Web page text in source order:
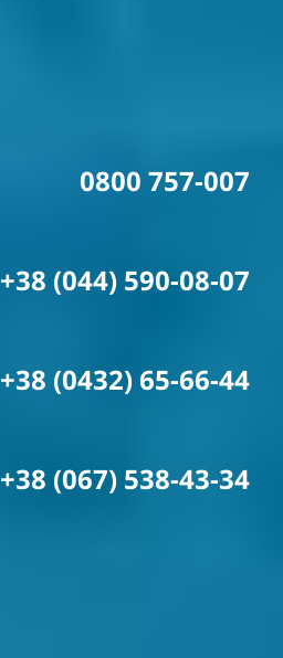
0800 757-007
+38 (044) 590-08-07
+38 (0432) 65-66-44
+38 (067) 538-43-34